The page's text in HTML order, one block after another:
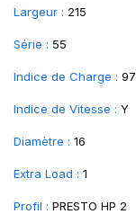
Largeur : 215
Série : 55
Indice de Charge : 97
Indice de Vitesse : Y
Diamètre : 16
Extra Load : 1
Profil : PRESTO HP 2